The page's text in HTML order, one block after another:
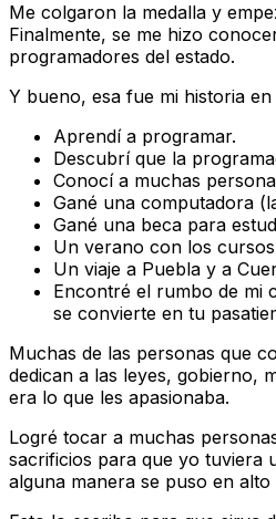
Me colgaron la medalla y
Finalmente, se me hizo
programadores del estado.
Y bueno, esa fue mi historia
Aprendí a programar.
Descubrí que la
Conocí a muchas
Gané una computadora
Gané una beca para
Un verano con los
Un viaje a Puebla y a
Encontré el rumbo de mi
se convierte en tu
Muchas de las personas que
dedican a las leyes, gobierno,
era lo que les apasionaba.
Logré tocar a muchas
sacrificios para que yo tuviera
alguna manera se puso en